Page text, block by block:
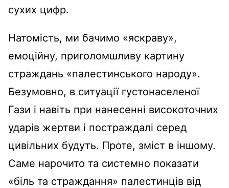
сухих цифр.
Натомість, ми бачимо «яскраву»,
емоційну, приголомшливу картину
страждань «палестинського народу».
Безумовно, в ситуації густонаселеної
Гази і навіть при нанесенні високоточних
ударів жертви і постраждалі серед
цивільних будуть. Проте, зміст в іншому.
Саме нарочито та системно показати
«біль та страждання» палестинців від